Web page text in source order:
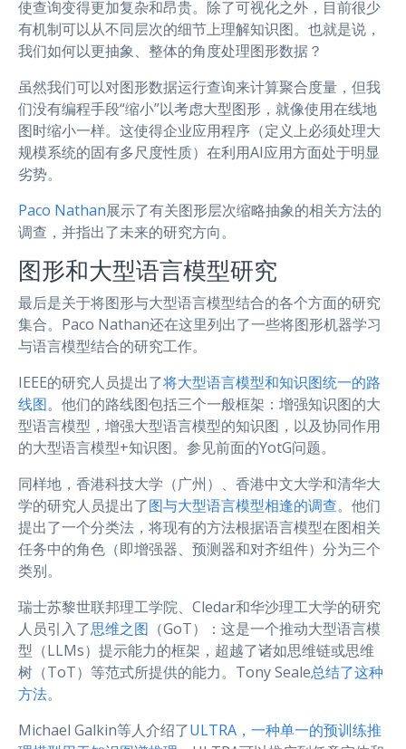
使查询变得更加复杂和昂贵。除了可视化之外，目前很少
有机制可以从不同层次的细节上理解知识图。也就是说，
我们如何以更抽象、整体的角度处理图形数据？
虽然我们可以对图形数据运行查询来计算聚合度量，但我
们没有编程手段“缩小”以考虑大型图形，就像使用在线地
图时缩小一样。这使得企业应用程序（定义上必须处理大
规模系统的固有多尺度性质）在利用AI应用方面处于明显
劣势。
Paco Nathan展示了有关图形层次缩略抽象的相关方法的
调查，并指出了未来的研究方向。
图形和大型语言模型研究
最后是关于将图形与大型语言模型结合的各个方面的研究
集合。Paco Nathan还在这里列出了一些将图形机器学习
与语言模型结合的研究工作。
IEEE的研究人员提出了将大型语言模型和知识图统一的路
线图。他们的路线图包括三个一般框架：增强知识图的大
型语言模型，增强大型语言模型的知识图，以及协同作用
的大型语言模型+知识图。参见前面的YotG问题。
同样地，香港科技大学（广州）、香港中文大学和清华大
学的研究人员提出了图与大型语言模型相逢的调查。他们
提出了一个分类法，将现有的方法根据语言模型在图相关
任务中的角色（即增强器、预测器和对齐组件）分为三个
类别。
瑞士苏黎世联邦理工学院、Cledar和华沙理工大学的研究
人员引入了思维之图 （GoT）：这是一个推动大型语言模
型（LLMs）提示能力的框架，超越了诸如思维链或思维
树（ToT）等范式所提供的能力。Tony Seale总结了这种
方法。
Michael Galkin等人介绍了ULTRA，一种单一的预训练推